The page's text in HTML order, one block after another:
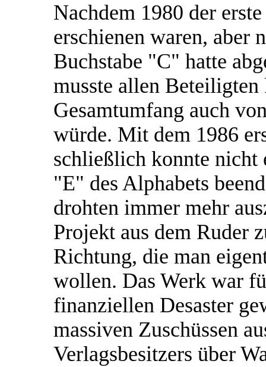
Nachdem 1980 der
erschienen waren, aber
Buchstabe "C" hatte
musste allen Beteiligten
Gesamtumfang auch
würde. Mit dem 1986
schließlich konnte nicht
"E" des Alphabets
drohten immer mehr
Projekt aus dem Ruder
Richtung, die man
wollen. Das Werk war
finanziellen Desaster
massiven Zuschüssen
Verlagsbesitzers über